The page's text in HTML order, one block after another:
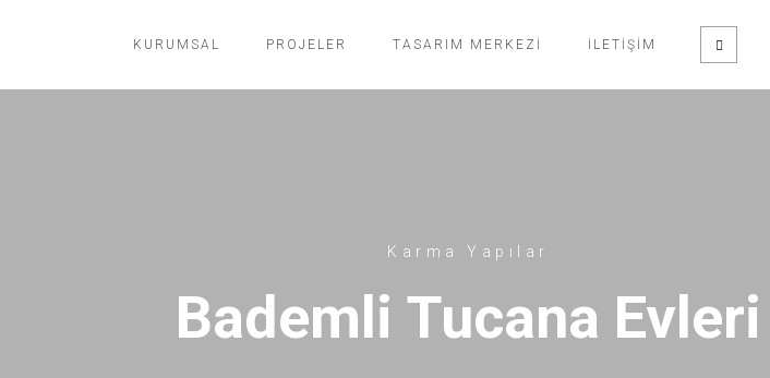
KURUMSAL PROJELER TASARIM MERKEZI İLETIŞIM
Karma Yapılar
Bademli Tucana Evleri